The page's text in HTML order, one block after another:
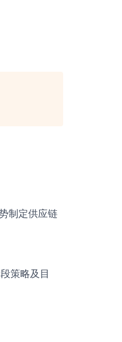
制定供应链
策略及目